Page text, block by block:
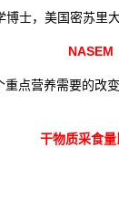
，美国密苏里
NASEM
营养需要的改
干物质采食量